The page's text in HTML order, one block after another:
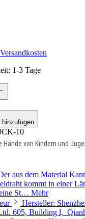
1-3 Tage
10
Hände von Kindern und
aus dem Material
kommt in einer
St… Mehr
Hersteller:
605, Building l,